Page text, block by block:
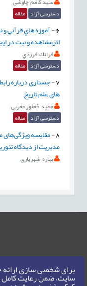
برای شخصی سازی ارائه
سایت، ضمن رعایت کامل
دسترسی آزاد مقاله
6
-آموزه هاي قرآني و
اثرمشاهده و نيت در
فرانك فرزدي
دسترسی آزاد مقاله
7
-جستاری درباره
های علم تاریخ
حمید فغفور مغربی
دسترسی آزاد مقاله
8
-مقایسه ویژگی‌های
مدیریت‌ از دیدگاه
بهاره شهریاری